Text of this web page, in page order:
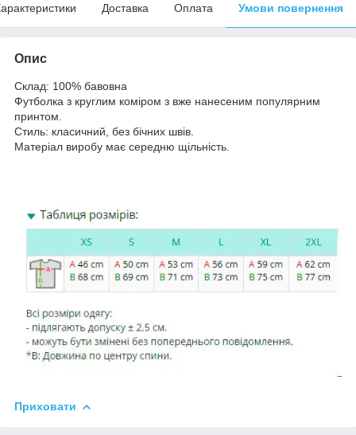
Доставка Оплата Умови повернення
Опис
Склад: 100% бавовна
Футболка з круглим коміром з вже нанесеним популярним
принтом.
Стиль: класичний, без бічних швів.
Матеріал виробу має середню щільність.
Приховати